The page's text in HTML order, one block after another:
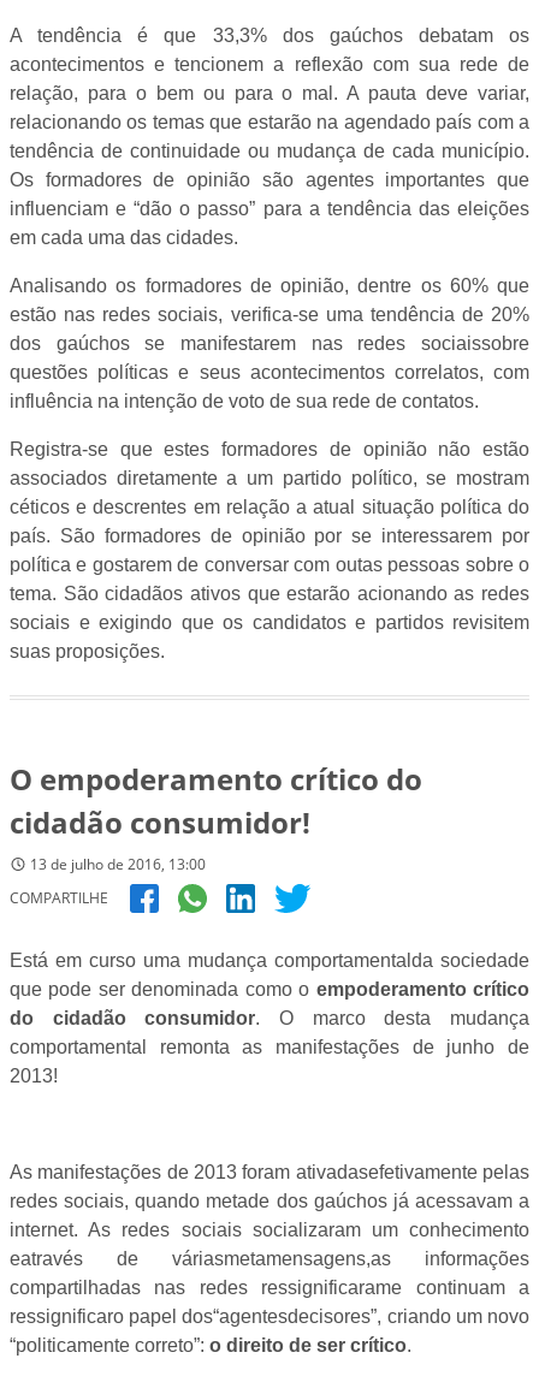
A tendência é que 33,3% dos gaúchos debatam os
acontecimentos e tencionem a reflexão com sua rede de
relação, para o bem ou para o mal. A pauta deve variar,
relacionando os temas que estarão na agendado país com a
tendência de continuidade ou mudança de cada município.
Os formadores de opinião são agentes importantes que
influenciam e “dão o passo” para a tendência das eleições
em cada uma das cidades.
Analisando os formadores de opinião, dentre os 60% que
estão nas redes sociais, verifica-se uma tendência de 20%
dos gaúchos se manifestarem nas redes sociaissobre
questões políticas e seus acontecimentos correlatos, com
influência na intenção de voto de sua rede de contatos.
Registra-se que estes formadores de opinião não estão
associados diretamente a um partido político, se mostram
céticos e descrentes em relação a atual situação política do
país. São formadores de opinião por se interessarem por
política e gostarem de conversar com outas pessoas sobre o
tema. São cidadãos ativos que estarão acionando as redes
sociais e exigindo que os candidatos e partidos revisitem
suas proposições.
O empoderamento crítico do
cidadão consumidor!
13 de julho de 2016, 13:00
COMPARTILHE
Está em curso uma mudança comportamentalda sociedade
que pode ser denominada como o empoderamento crítico
do cidadão consumidor. O marco desta mudança
comportamental remonta as manifestações de junho de
2013!
As manifestações de 2013 foram ativadasefetivamente pelas
redes sociais, quando metade dos gaúchos já acessavam a
internet. As redes sociais socializaram um conhecimento
eatravés de váriasmetamensagens,as informações
compartilhadas nas redes ressignificarame continuam a
ressignificaro papel dos“agentesdecisores”, criando um novo
“politicamente correto”: o direito de ser crítico.